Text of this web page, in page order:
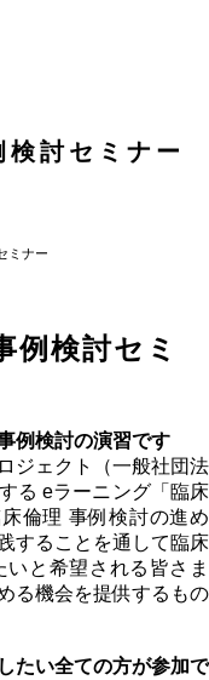
討セミナー
ミナー
例検討セミ
例検討の演習です
ジェクト（一般社団法
る eラーニング「臨床
倫理 事例検討の進め
することを通して臨床
と希望される皆さま
る機会を提供するもの
たい全ての方が参加で